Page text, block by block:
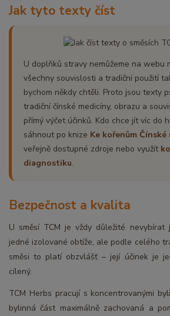
Jak tyto texty číst
U doplňků stravy nemůžeme na webu
všechny souvislosti a tradiční použití
bychom někdy chtěli. Proto jsou texty
tradiční čínské medicíny, obrazu a
přímý výčet účinků. Kdo chce jít víc do
sáhnout po knize Ke kořenům Čínské
veřejně dostupné zdroje nebo využít
diagnostiku.
Bezpečnost a kvalita
U směsí TCM je vždy důležité
jedné izolované obtíže, ale podle celého
směsi to platí obzvlášť – její účinek je
cílený.
TCM Herbs pracují s koncentrovanými
bylinná část maximálně zachovaná a